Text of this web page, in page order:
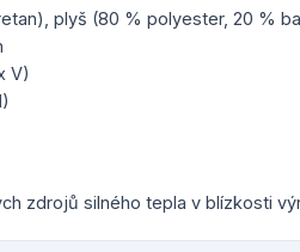
plyš (80 % polyester, 20 %
V)
zdrojů silného tepla v blízkosti